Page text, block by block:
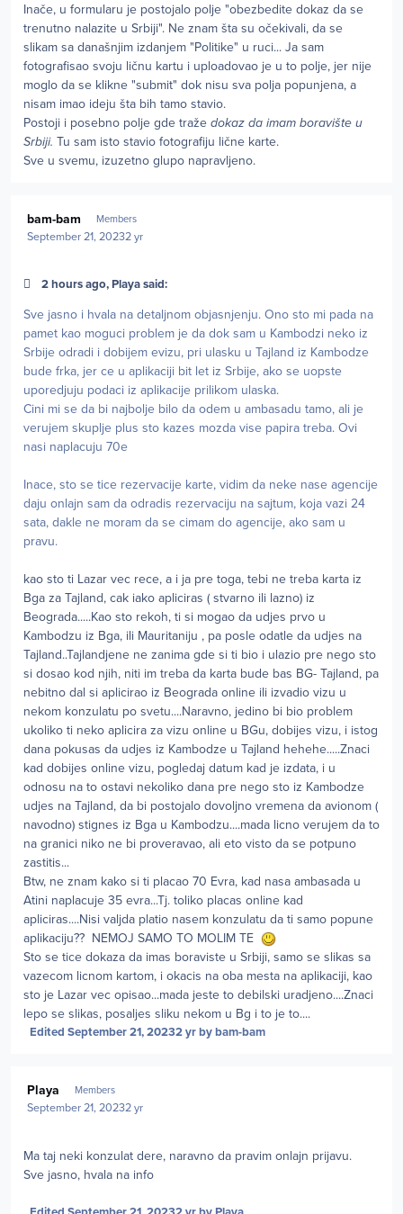
Inače, u formularu je postojalo polje "obezbedite dokaz da se
trenutno nalazite u Srbiji". Ne znam šta su očekivali, da se
slikam sa današnjim izdanjem "Politike" u ruci... Ja sam
fotografisao svoju ličnu kartu i uploadovao je u to polje, jer nije
moglo da se klikne "submit" dok nisu sva polja popunjena, a
nisam imao ideju šta bih tamo stavio.
Postoji i posebno polje gde traže dokaz da imam boravište u
Srbiji. Tu sam isto stavio fotografiju lične karte.
Sve u svemu, izuzetno glupo napravljeno.
bam-bam Members
September 21, 20232 yr
2 hours ago, Playa said:
Sve jasno i hvala na detaljnom objasnjenju. Ono sto mi pada na
pamet kao moguci problem je da dok sam u Kambodzi neko iz
Srbije odradi i dobijem evizu, pri ulasku u Tajland iz Kambodze
bude frka, jer ce u aplikaciji bit let iz Srbije, ako se uopste
uporedjuju podaci iz aplikacije prilikom ulaska.
Cini mi se da bi najbolje bilo da odem u ambasadu tamo, ali je
verujem skuplje plus sto kazes mozda vise papira treba. Ovi
nasi naplacuju 70e
Inace, sto se tice rezervacije karte, vidim da neke nase agencije
daju onlajn sam da odradis rezervaciju na sajtum, koja vazi 24
sata, dakle ne moram da se cimam do agencije, ako sam u
pravu.
kao sto ti Lazar vec rece, a i ja pre toga, tebi ne treba karta iz
Bga za Tajland, cak iako apliciras ( stvarno ili lazno) iz
Beograda.....Kao sto rekoh, ti si mogao da udjes prvo u
Kambodzu iz Bga, ili Mauritaniju , pa posle odatle da udjes na
Tajland..Tajlandjene ne zanima gde si ti bio i ulazio pre nego sto
si dosao kod njih, niti im treba da karta bude bas BG- Tajland, pa
nebitno dal si aplicirao iz Beograda online ili izvadio vizu u
nekom konzulatu po svetu....Naravno, jedino bi bio problem
ukoliko ti neko aplicira za vizu online u BGu, dobijes vizu, i istog
dana pokusas da udjes iz Kambodze u Tajland hehehe.....Znaci
kad dobijes online vizu, pogledaj datum kad je izdata, i u
odnosu na to ostavi nekoliko dana pre nego sto iz Kambodze
udjes na Tajland, da bi postojalo dovoljno vremena da avionom (
navodno) stignes iz Bga u Kambodzu....mada licno verujem da to
na granici niko ne bi proveravao, ali eto visto da se potpuno
zastitis...
Btw, ne znam kako si ti placao 70 Evra, kad nasa ambasada u
Atini naplacuje 35 evra...Tj. toliko placas online kad
apliciras....Nisi valjda platio nasem konzulatu da ti samo popune
aplikaciju?? NEMOJ SAMO TO MOLIM TE
Sto se tice dokaza da imas boraviste u Srbiji, samo se slikas sa
vazecom licnom kartom, i okacis na oba mesta na aplikaciji, kao
sto je Lazar vec opisao...mada jeste to debilski uradjeno....Znaci
lepo se slikas, posaljes sliku nekom u Bg i to je to....
Edited September 21, 20232 yrby bam-bam
Playa Members
September 21, 20232 yr
Ma taj neki konzulat dere, naravno da pravim onlajn prijavu.
Sve jasno, hvala na info